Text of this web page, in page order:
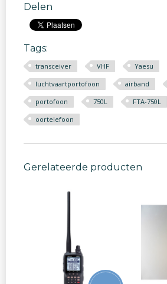
Delen
Tags:
transceiver VHF
Yaesu
luchtvaartportofoon
airband
portofoon
750L FTA-750L
oortelefoon
Gerelateerde producten